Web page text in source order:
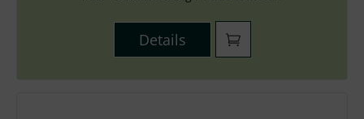
Details